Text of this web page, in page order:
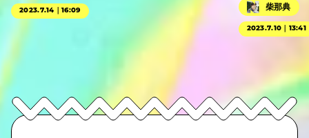
2023.7.14｜16:09 柴那典
2023.7.10｜13:41